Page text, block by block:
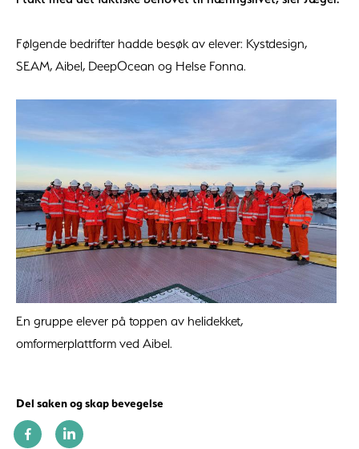
Følgende bedrifter hadde besøk av elever: Kystdesign,
SEAM, Aibel, DeepOcean og Helse Fonna.
En gruppe elever på toppen av helidekket,
omformerplattform ved Aibel.
Del saken og skap bevegelse